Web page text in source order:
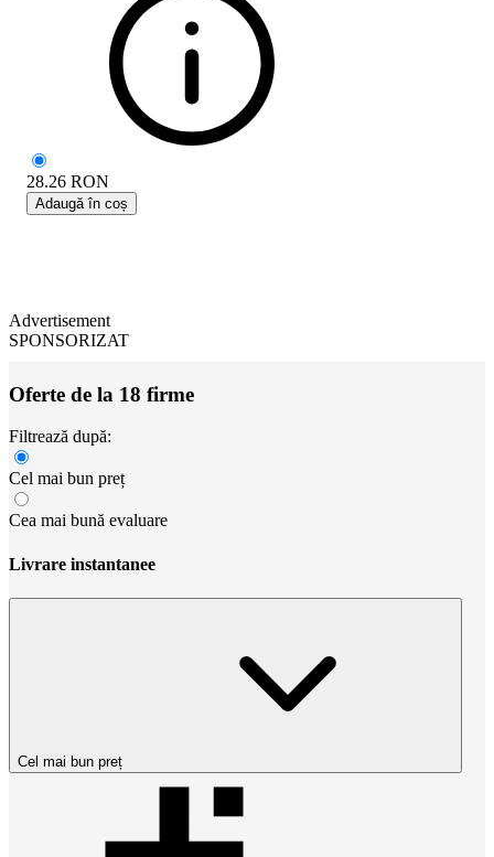
28.26 RON
Adaugă în coș
Advertisement
SPONSORIZAT
Oferte de la 18 firme
Filtrează după:
Cel mai bun preț
Cea mai bună evaluare
Livrare instantanee
Cel mai bun preț